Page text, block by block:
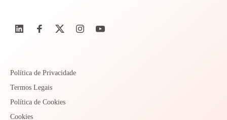
Política de Privacidade
Termos Legais
Política de Cookies
Cookies